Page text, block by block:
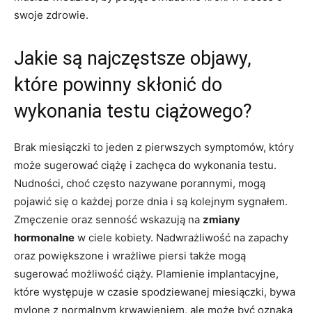
swoje zdrowie.
Jakie są najczęstsze objawy,
które powinny skłonić do
wykonania testu ciążowego?
Brak miesiączki to jeden z pierwszych symptomów, który
może sugerować ciążę i zachęca do wykonania testu.
Nudności, choć często nazywane porannymi, mogą
pojawić się o każdej porze dnia i są kolejnym sygnałem.
Zmęczenie oraz senność wskazują na zmiany
hormonalne w ciele kobiety. Nadwrażliwość na zapachy
oraz powiększone i wrażliwe piersi także mogą
sugerować możliwość ciąży. Plamienie implantacyjne,
które występuje w czasie spodziewanej miesiączki, bywa
mylone z normalnym krwawieniem, ale może być oznaką